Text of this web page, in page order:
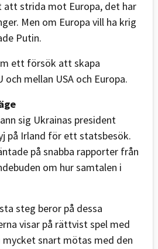
att strida mot Europa, det har
Men om Europa vill ha krig
Putin.
ett försök att skapa
mellan USA och Europa.
sig Ukrainas president
på Irland för ett statsbesök.
på snabba rapporter från
om hur samtalen i
steg beror på dessa
visar på rättvist spel med
mycket snart mötas med den